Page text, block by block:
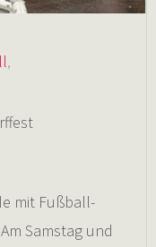
,
mit Fußball-
Samstag und